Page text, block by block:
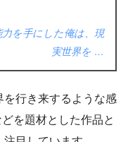
を手にした俺は、現
実世界を …
を行き来するような感
を題材とした作品と